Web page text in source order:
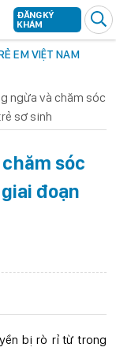
EM VIỆT NAM
ĐĂNG KÝ
KHÁM
ngừa và chăm sóc
sơ sinh
sóc
đoạn
bị rò rỉ từ trong